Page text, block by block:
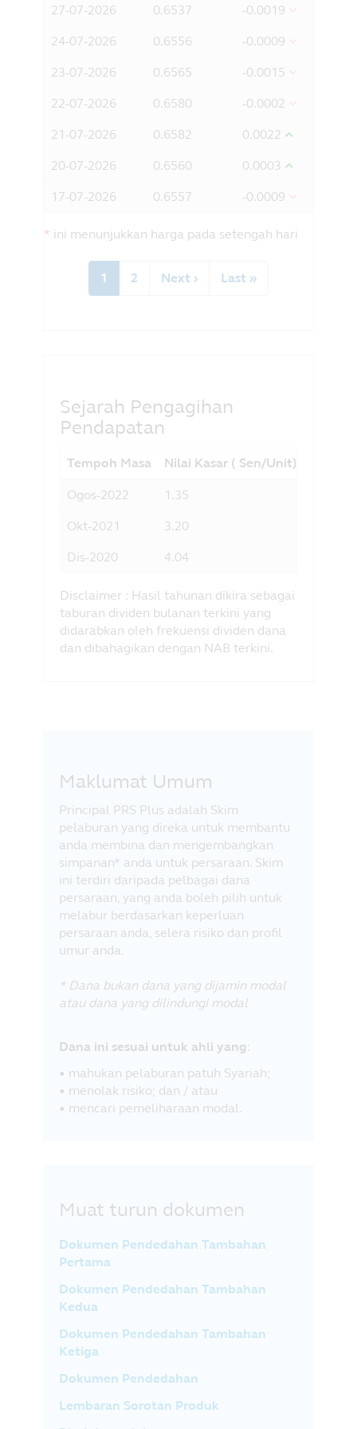
bersetuju dengan perkara di atas;
dapat mengakses maklumat dari dalam
Malaysia; dan
bersetuju dengan pengecualian oleh
Principal daripada apa-apa liabiliti
sebaliknya) yang timbul daripada
maklumat yang terkandung dalam
apa liabiliti berkenaan dengan apa-apa
dan apa-apa yang berkaitan pihak
27-07-2026 0.6537 -0.0019
24-07-2026 0.6556 -0.0009
23-07-2026 0.6565 -0.0015
22-07-2026 0.6580 -0.0002
21-07-2026 0.6582 0.0022
20-07-2026 0.6560 0.0003
17-07-2026 0.6557 -0.0009
* ini menunjukkan harga pada setengah hari
Pagination
Current
page
1 Halaman
2
Next
Next ›
Last
Last »
Sejarah Pengagihan
Pendapatan
Tempoh Masa Nilai Kasar ( Sen/Unit)]
Ogos-2022 1.35
Okt-2021 3.20
Dis-2020 4.04
Disclaimer : Hasil tahunan dikira sebagai
taburan dividen bulanan terkini yang
didarabkan oleh frekuensi dividen dana
dan dibahagikan dengan NAB terkini.
Maklumat Umum
Principal PRS Plus adalah Skim
pelaburan yang direka untuk membantu
anda membina dan mengembangkan
simpanan* anda untuk persaraan. Skim
ini terdiri daripada pelbagai dana
persaraan, yang anda boleh pilih untuk
melabur berdasarkan keperluan
persaraan anda, selera risiko dan profil
umur anda.
* Dana bukan dana yang dijamin modal
atau dana yang dilindungi modal
Dana ini sesuai untuk ahli yang :
• mahukan pelaburan patuh Syariah;
• menolak risiko; dan / atau
• mencari pemeliharaan modal.
Muat turun dokumen
Dokumen Pendedahan Tambahan
Pertama
Dokumen Pendedahan Tambahan
Kedua
Dokumen Pendedahan Tambahan
Ketiga
Dokumen Pendedahan
Lembaran Sorotan Produk